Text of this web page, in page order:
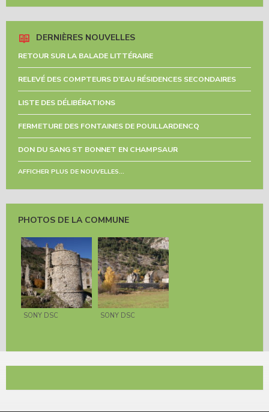
DERNIÈRES NOUVELLES
RETOUR SUR LA BALADE LITTÉRAIRE
RELEVÉ DES COMPTEURS D’EAU RÉSIDENCES SECONDAIRES
LISTE DES DÉLIBÉRATIONS
FERMETURE DES FONTAINES DE POUILLARDENCQ
DON DU SANG ST BONNET EN CHAMPSAUR
AFFICHER PLUS DE NOUVELLES...
PHOTOS DE LA COMMUNE
SONY DSC SONY DSC